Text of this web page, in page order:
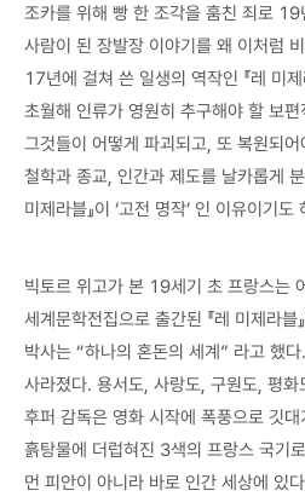
조카를 위해 빵 한 조각을 훔친 죄로 19
사람이 된 장발장 이야기를 왜 이처럼
17년에 걸쳐 쓴 일생의 역작인 『레 미
초월해 인류가 영원히 추구해야 할 보편
그것들이 어떻게 파괴되고, 또 복원되어
철학과 종교, 인간과 제도를 날카롭게 분
미제라블』이 ‘고전 명작’ 인 이유이기도
빅토르 위고가 본 19세기 초 프랑스는
세계문학전집으로 출간된 『레 미제라블
박사는 “하나의 혼돈의 세계” 라고 했
사라졌다. 용서도, 사랑도, 구원도, 평
후퍼 감독은 영화 시작에 폭풍으로 깃
흙탕물에 더럽혀진 3색의 프랑스 국기
먼 피안이 아니라 바로 인간 세상에 있